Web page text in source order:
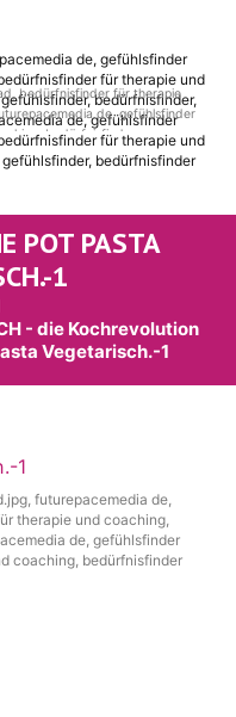
POT PASTA
1
- die Kochrevolution
Vegetarisch.-1
1